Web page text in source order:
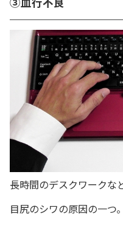
長時間のデスクワークな
目尻のシワの原因の一つ